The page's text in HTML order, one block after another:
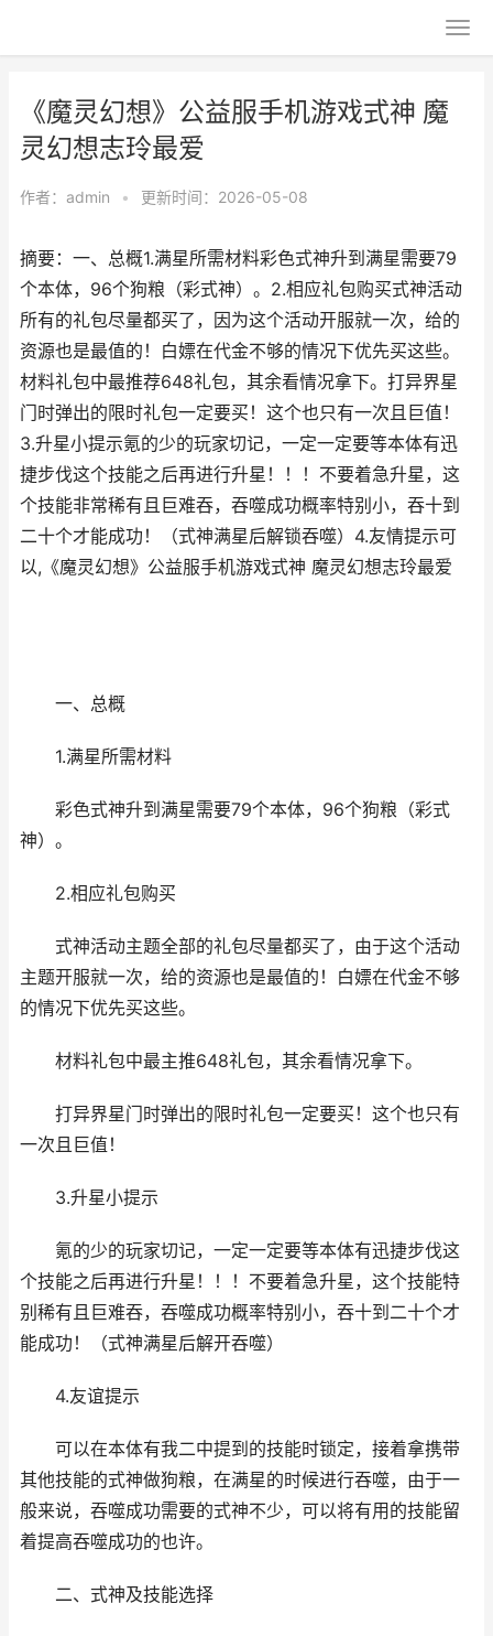
《魔灵幻想》公益服手机游戏式神 魔
灵幻想志玲最爱
作者： admin • 更新时间：2026-05-08
摘要：一、总概1.满星所需材料彩色式神升到满星需要79
个本体，96个狗粮（彩式神）。2.相应礼包购买式神活动
所有的礼包尽量都买了，因为这个活动开服就一次，给的
资源也是最值的！白嫖在代金不够的情况下优先买这些。
材料礼包中最推荐648礼包，其余看情况拿下。打异界星
门时弹出的限时礼包一定要买！这个也只有一次且巨值！
3.升星小提示氪的少的玩家切记，一定一定要等本体有迅
捷步伐这个技能之后再进行升星！！！不要着急升星，这
个技能非常稀有且巨难吞，吞噬成功概率特别小，吞十到
二十个才能成功！（式神满星后解锁吞噬）4.友情提示可
以,《魔灵幻想》公益服手机游戏式神 魔灵幻想志玲最爱
一、总概
1.满星所需材料
彩色式神升到满星需要79个本体，96个狗粮（彩式
神）。
2.相应礼包购买
式神活动主题全部的礼包尽量都买了，由于这个活动
主题开服就一次，给的资源也是最值的！白嫖在代金不够
的情况下优先买这些。
材料礼包中最主推648礼包，其余看情况拿下。
打异界星门时弹出的限时礼包一定要买！这个也只有
一次且巨值！
3.升星小提示
氪的少的玩家切记，一定一定要等本体有迅捷步伐这
个技能之后再进行升星！！！不要着急升星，这个技能特
别稀有且巨难吞，吞噬成功概率特别小，吞十到二十个才
能成功！（式神满星后解开吞噬）
4.友谊提示
可以在本体有我二中提到的技能时锁定，接着拿携带
其他技能的式神做狗粮，在满星的时候进行吞噬，由于一
般来说，吞噬成功需要的式神不少，可以将有用的技能留
着提高吞噬成功的也许。
二、式神及技能选择